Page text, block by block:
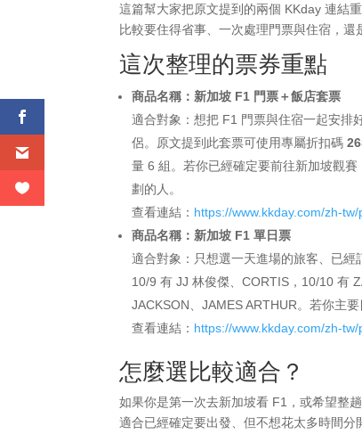
這篇幫大家把原文提到的兩個 KKday 連結
比較要住得省事、一次處理門票與住宿，
這次整理的票券重點
商品名稱：新加坡 F1 門票＋飯店套票
適合對象：想把 F1 門票與住宿一起安排
侶。原文提到此套票可使用專屬折扣碼
量 6 組。若你已經確定要前往新加坡觀
劃的人。
查看連結： https://www.kkday.com/zh-
商品名稱：新加坡 F1 單日票
適合對象：只想選一天進場的旅客、已經
10/9 有 JJ 林俊傑、CORTIS，10/10 有
JACKSON、JAMES ARTHUR。若你主
查看連結： https://www.kkday.com/zh-
怎麼選比較適合？
如果你是第一次去新加坡看 F1，或希望整
適合已經確定要出發、但不想花太多時間